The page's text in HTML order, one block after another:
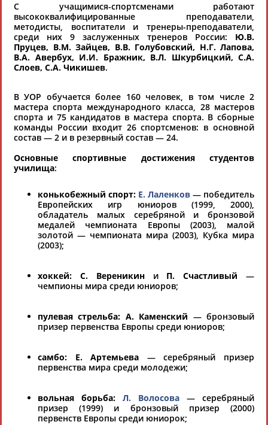
Академии и т.п.
Выберите из списка
Регион
Выберите из списка
Вид спорта
Выберите из списка
Если вы решили разместить информацию о
хорошо известной вам спортивной
организации или обнаружили какую-либо
ошибку в уже опубликованных данных и
хотите ее исправить, пожалуйста, вы можете
это сделать самостоятельно
100 последних изменений
197183, г. Санкт-Петербург, Коломяжский пр.15/2 (вход с пр.
Испытателей)
«РУССКАЯ ШАХМАТНАЯ ШКОЛА» (РШШ) - крупнейшая в России
сеть шахматных школ, предоставляющая полный цикл
профессионального шахматного образования для детей и
С учащимися-спортсменами работают
высококвалифицированные преподаватели,
методисты, воспитатели и тренеры-преподаватели,
среди них 9 заслуженных тренеров России: Ю.В.
Пруцев, В.М. Зайцев, В.В. Голубовский, Н.Г. Лапова,
В.А. Авербух, И.И. Бражник, В.Л. Шкурбицкий, С.А.
Слоев, С.А. Чикишев.
В УОР обучается более 160 человек, в том числе 2
мастера спорта международного класса, 28 мастеров
спорта и 75 кандидатов в мастера спорта. В сборные
команды России входит 26 спортсменов: в основной
состав — 2 и в резервный состав — 24.
Основные спортивные достижения студентов
училища:
конькобежный спорт: Е. Лаленков — победитель
Европейских игр юниоров (1999, 2000),
обладатель малых серебряной и бронзовой
медалей чемпионата Европы (2003), малой
золотой — чемпионата мира (2003), Кубка мира
(2003);
хоккей: С. Вереникини П. Счастливый —
чемпионы мира среди юниоров;
пулевая стрельба: А. Каменский — бронзовый
призер первенства Европы среди юниоров;
самбо: Е. Артемьева — серебряный призер
первенства мира среди молодежи;
вольная борьба: Л. Волосова — серебряный
призер (1999) и бронзовый призер (2000)
первенств Европы среди юниорок;